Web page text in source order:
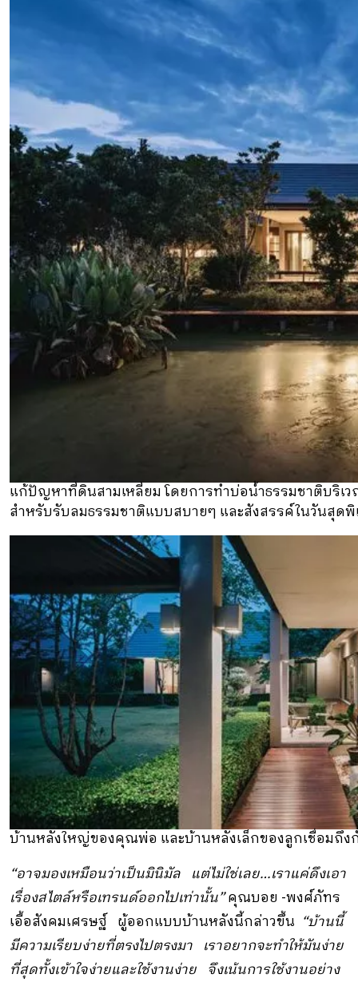
แก้ปัญหาที่ดินสามเหลี่ยม โดยการทำบ่อน้ำธรรมชาติบริเ
สำหรับรับลมธรรมชาติแบบสบายๆ และสังสรรค์ในวันสุด
บ้านหลังใหญ่ของคุณพ่อ และบ้านหลังเล็กของลูกเชื่อมถึง
“อาจมองเหมือนว่าเป็นมินิมัล แต่ไม่ใช่เลย…เราแค่ดึงเอา
เรื่องสไตล์หรือเทรนด์ออกไปเท่านั้น”คุณบอย -พงศ์ภัทร
เอื้อสังคมเศรษฐ์ ผู้ออกแบบบ้านหลังนี้กล่าวขึ้น “บ้านนี้
มีความเรียบง่ายที่ตรงไปตรงมา เราอยากจะทำให้มันง่าย
ที่สุดทั้งเข้าใจง่ายและใช้งานง่าย จึงเน้นการใช้งานอย่าง